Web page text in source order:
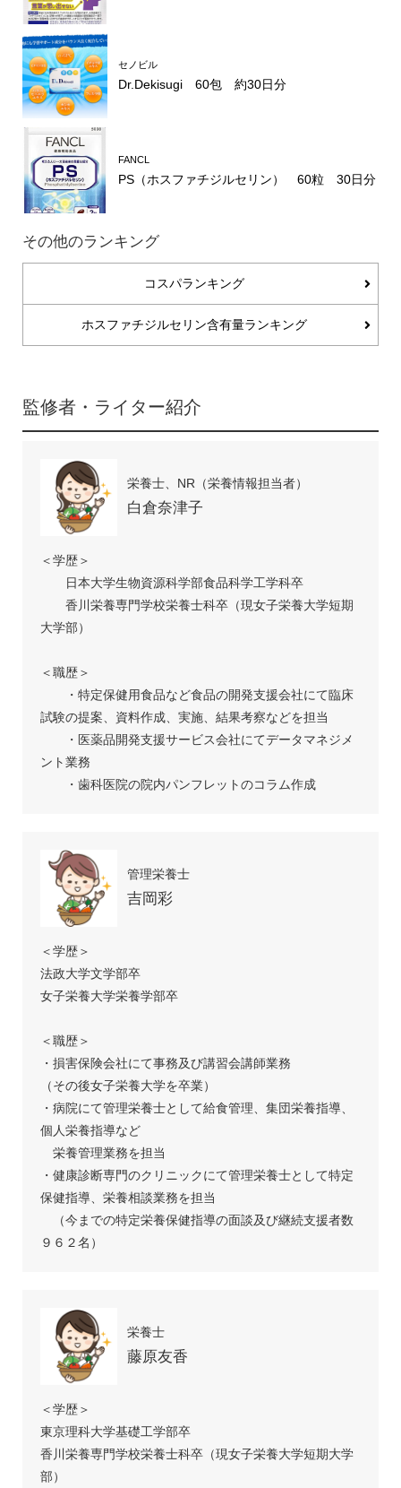
セノビル
Dr.Dekisugi 60包 約30日分
FANCL
PS（ホスファチジルセリン） 60粒 30日分
その他のランキング
コスパランキング
ホスファチジルセリン含有量ランキング
監修者・ライター紹介
栄養士、NR（栄養情報担当者）
白倉奈津子
＜学歴＞
日本大学生物資源科学部食品科学工学科卒
香川栄養専門学校栄養士科卒（現女子栄養大学短期
大学部）
＜職歴＞
・特定保健用食品など食品の開発支援会社にて臨床
試験の提案、資料作成、実施、結果考察などを担当
・医薬品開発支援サービス会社にてデータマネジメ
ント業務
・歯科医院の院内パンフレットのコラム作成
管理栄養士
吉岡彩
＜学歴＞
法政大学文学部卒
女子栄養大学栄養学部卒
＜職歴＞
・損害保険会社にて事務及び講習会講師業務
（その後女子栄養大学を卒業）
・病院にて管理栄養士として給食管理、集団栄養指導、
個人栄養指導など
栄養管理業務を担当
・健康診断専門のクリニックにて管理栄養士として特定
保健指導、栄養相談業務を担当
（今までの特定栄養保健指導の面談及び継続支援者数
９６２名）
栄養士
藤原友香
＜学歴＞
東京理科大学基礎工学部卒
香川栄養専門学校栄養士科卒（現女子栄養大学短期大学
部）